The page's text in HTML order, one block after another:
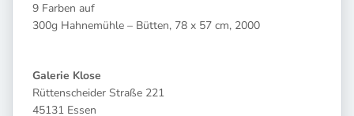
9 Farben auf
300g Hahnemühle – Bütten, 78 x 57 cm, 2000
Galerie Klose
Rüttenscheider Straße 221
45131 Essen